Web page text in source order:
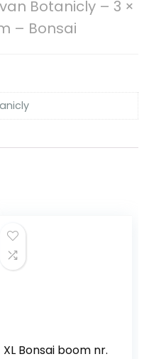
Botanicly – 3 ×
– Bonsai
XL Bonsai boom nr.